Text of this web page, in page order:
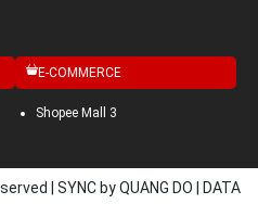
E-COMMERCE
Shopee Mall 3
| SYNC by QUANG DO | DATA